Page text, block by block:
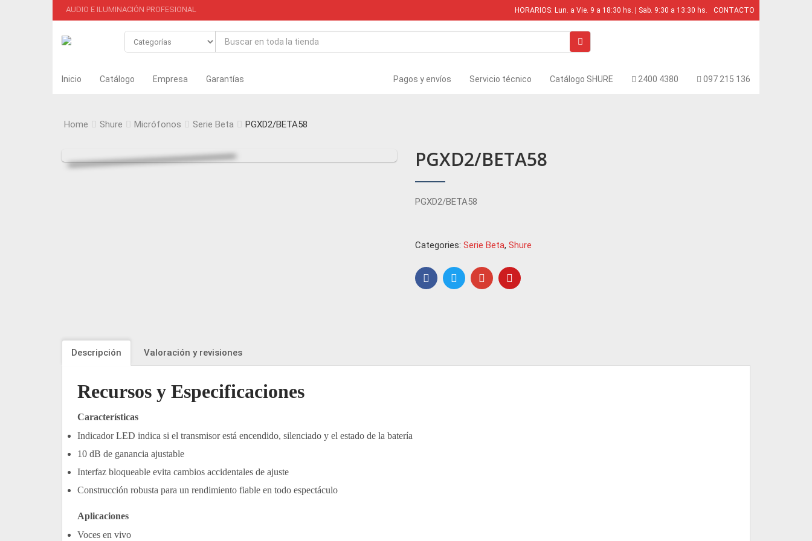
AUDIO E ILUMINACIÓN PROFESIONAL HORARIOS: Lun. a Vie. 9 a 18:30 hs. | Sab. 9:30 a 13:30 hs. CONTACTO
Inicio Catálogo Empresa Garantías Pagos y envíos Servicio técnico Catálogo SHURE 2400 4380 097 215 136
Home Shure Micrófonos Serie Beta PGXD2/BETA58
PGXD2/BETA58
PGXD2/BETA58
Categories: Serie Beta, Shure
Descripción Valoración y revisiones
Recursos y Especificaciones
Características
Indicador LED indica si el transmisor está encendido, silenciado y el estado de la batería
10 dB de ganancia ajustable
Interfaz bloqueable evita cambios accidentales de ajuste
Construcción robusta para un rendimiento fiable en todo espectáculo
Aplicaciones
Voces en vivo